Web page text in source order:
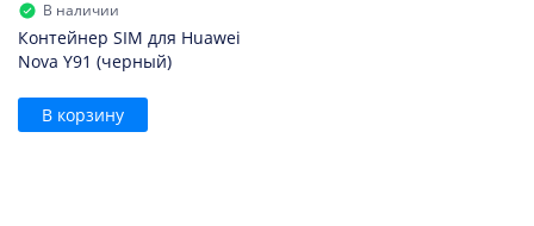
В наличии
Контейнер SIM для Huawei
Nova Y91 (черный)
В корзину